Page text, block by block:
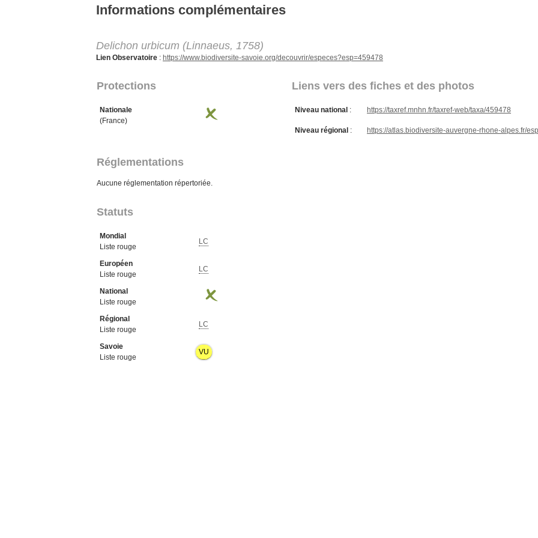
Informations complémentaires
Delichon urbicum (Linnaeus, 1758)
Lien Observatoire : https://www.biodiversite-savoie.org/decouvrir/especes?esp=459478
Protections Liens vers des fiches et des photos
Nationale
(France)
Niveau national : https://taxref.mnhn.fr/taxref-web/taxa/459478
Niveau régional : https://atlas.biodiversite-auvergne-rhone-alpes.fr/
Réglementations
Aucune réglementation répertoriée.
Statuts
Mondial
Liste rouge
LC
Européen
Liste rouge
LC
National
Liste rouge
Régional
Liste rouge
LC
Savoie
Liste rouge
VU